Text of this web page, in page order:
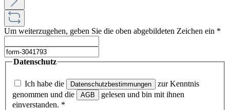
Um weiterzugehen, geben Sie die oben abgebildeten Zeichen ein *
Datenschutz
Ich habe die Datenschutzbestimmungen
zur Kenntnis
genommen und die
AGB
gelesen und bin mit ihnen
einverstanden. *